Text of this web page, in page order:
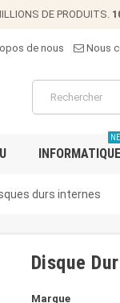
DE PRODUITS.
de nous Nous
INFORMATIQUE
durs internes
Disque
Marque